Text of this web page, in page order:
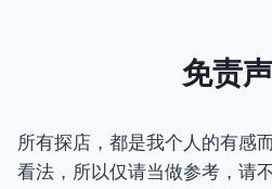
免责
所有探店，都是我个人的有感
看法，所以仅请当做参考，请